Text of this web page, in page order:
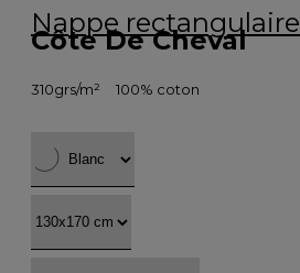
Nappe rectangulaire
Côte De Cheval
310grs/m² 100% coton